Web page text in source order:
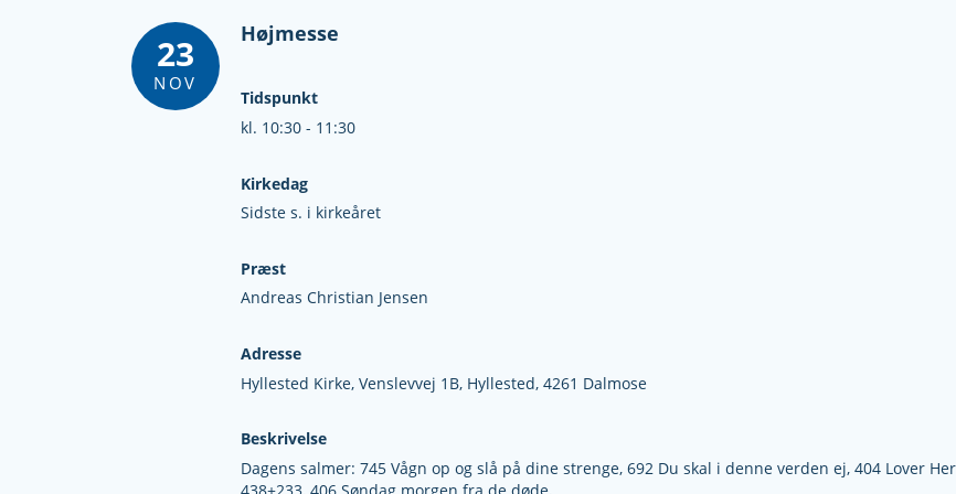
23
NOV
Højmesse
Tidspunkt
kl. 10:30 - 11:30
Kirkedag
Sidste s. i kirkeåret
Præst
Andreas Christian Jensen
Adresse
Hyllested Kirke, Venslevvej 1B, Hyllested, 4261 Dalmose
Beskrivelse
Dagens salmer: 745 Vågn op og slå på dine strenge, 692 Du skal i denne verden ej, 404 Lover